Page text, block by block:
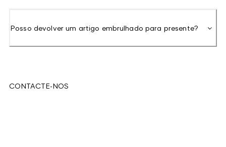
Posso devolver um artigo embrulhado para presente?
CONTACTE-NOS